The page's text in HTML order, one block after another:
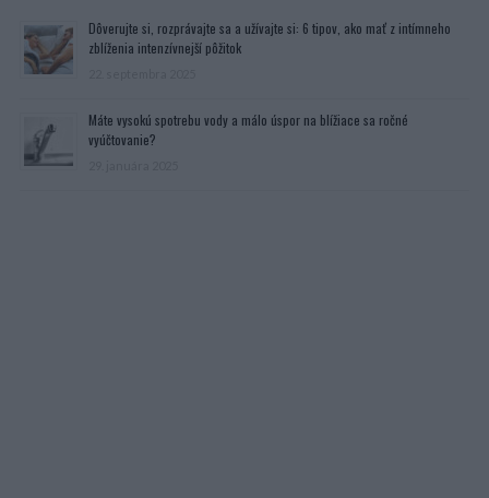
Dôverujte si, rozprávajte sa a užívajte si: 6 tipov, ako mať z intímneho
zblíženia intenzívnejší pôžitok
Máte vysokú spotrebu vody a málo úspor na blížiace sa ročné
vyúčtovanie?